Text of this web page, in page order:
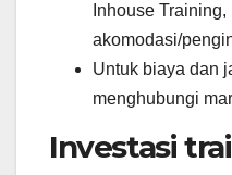
Inhouse
akomodasi/
Untuk biaya dan
menghubungi
Investasi